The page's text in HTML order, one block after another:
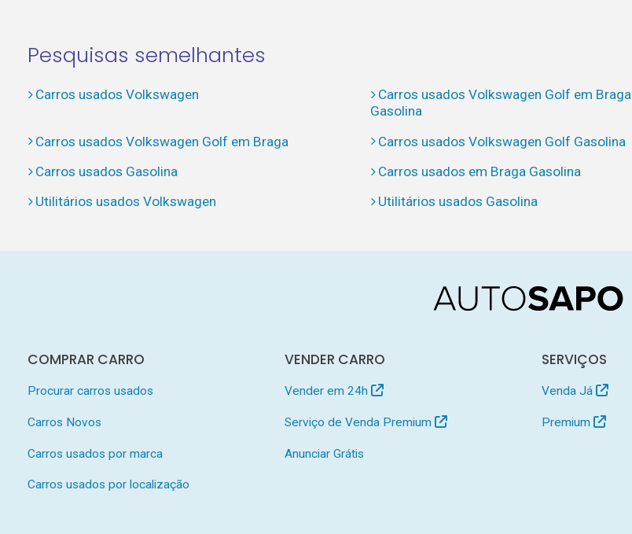
Pesquisas semelhantes
Carros usados Volkswagen
Carros usados Volkswagen Golf em Braga
Gasolina
Carros usados Volkswagen Golf em Braga Carros usados Volkswagen Golf Gasolina
Carros usados Gasolina
Carros usados em Braga Gasolina
Utilitários usados Volkswagen
Utilitários usados Gasolina
COMPRAR CARRO
Procurar carros usados
Carros Novos
Carros usados por marca
Carros usados por localização
VENDER CARRO
Vender em 24h
Serviço de Venda Premium
Anunciar Grátis
SERVIÇOS
Venda Já
Premium